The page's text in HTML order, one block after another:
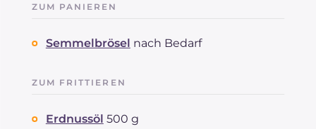
ZUM PANIEREN
Semmelbrösel nach Bedarf
ZUM FRITTIEREN
Erdnussöl 500 g